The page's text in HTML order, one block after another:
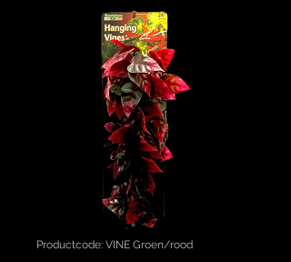
Productcode: VINE Groen/rood